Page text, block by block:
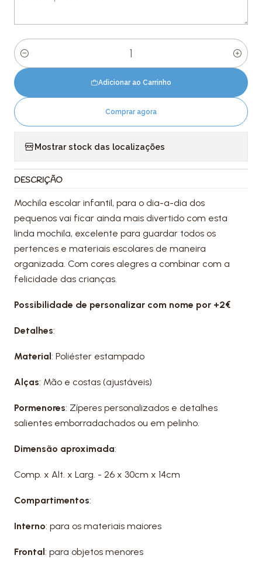
Quantidade
Adicionar ao Carrinho
Comprar agora
Mostrar stock das localizações
DESCRIÇÃO
Mochila escolar infantil, para o dia-a-dia dos
pequenos vai ficar ainda mais divertido com esta
linda mochila, excelente para guardar todos os
pertences e materiais escolares de maneira
organizada. Com cores alegres a combinar com a
felicidade das crianças.
Possibilidade de personalizar com nome por +2€
Detalhes:
Material: Poliéster estampado
Alças: Mão e costas (ajustáveis)
Pormenores: Zíperes personalizados e detalhes
salientes emborradachados ou em pelinho.
Dimensão aproximada:
Comp. x Alt. x Larg. - 26 x 30cm x 14cm
Compartimentos:
Interno: para os materiais maiores
Frontal: para objetos menores